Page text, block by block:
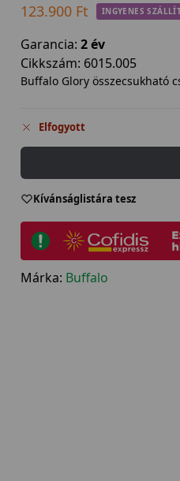
123.900 Ft INGYENES
Garancia: 2 év
Cikkszám: 6015.005
Buffalo Glory összecsukható
Elfogyott
Kívánságlistára tesz
Márka: Buffalo